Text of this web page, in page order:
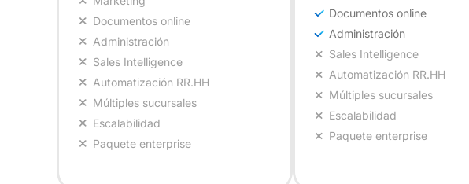
Documentos online
Administración
Sales Intelligence
Automatización RR.HH
Múltiples sucursales
Escalabilidad
Paquete enterprise
Documentos online
Administración
Sales Intelligence
Automatización RR.HH
Múltiples sucursales
Escalabilidad
Paquete enterprise